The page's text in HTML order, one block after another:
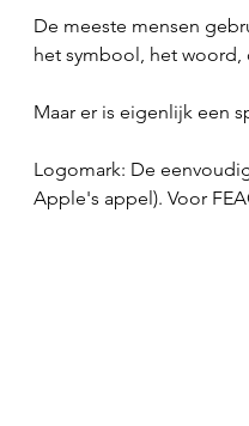
De meeste mensen
het symbool, het woord,
Maar er is eigenlijk een
Logomark: De
Apple's appel). Voor